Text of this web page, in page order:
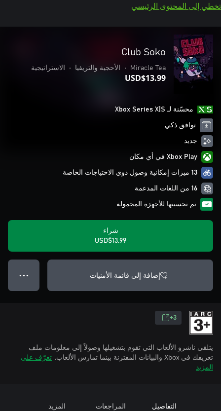
تخطي إلى المحتوى الرئيسي
Club Soko
Miracle Tea
• الأحجية والتريفيا • الاستراتيجية
USD$13.99
محسّنة لـ Xbox Series X|S
توافق ذكي
جديد
Xbox Play في أي مكان
13 ميزات إمكانية وصول ذوي الاحتياجات الخاصة
16 من اللغات المدعمة
تم تحسينها للأجهزة المحمولة
شراء
USD$13.99
إضافة إلى قائمة الأمنيات ● ● ●
3+
يتلقى ناشرو الألعاب التي تقوم بتشغيلها وصولاً إلى معلومات ملف
تعريفك في Xbox والبيانات المقترنة بينما تمارس الألعاب.
تعرّف على
المزيد
التفاصيل المراجعات المزيد